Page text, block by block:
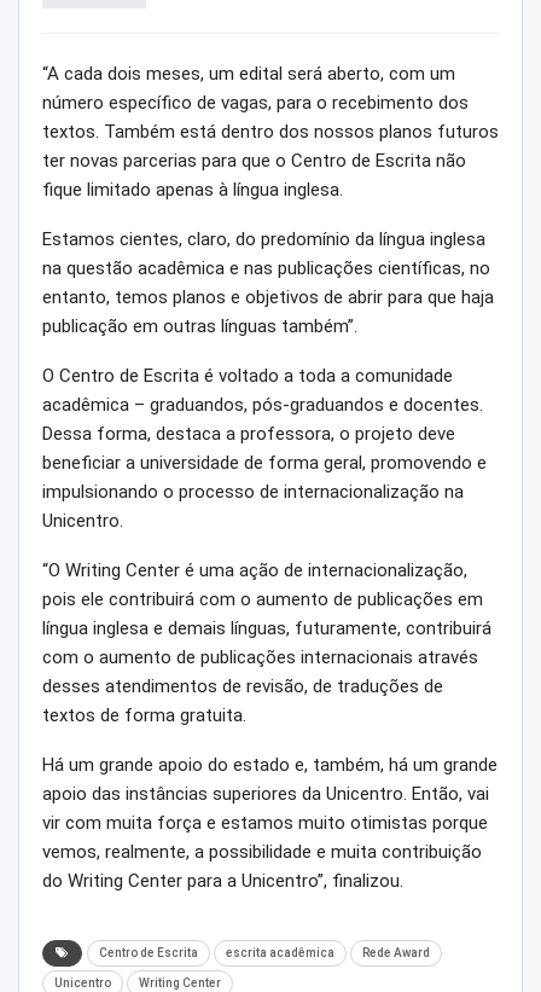
“A cada dois meses, um edital será aberto, com um
número específico de vagas, para o recebimento dos
textos. Também está dentro dos nossos planos futuros
ter novas parcerias para que o Centro de Escrita não
fique limitado apenas à língua inglesa.
Estamos cientes, claro, do predomínio da língua inglesa
na questão acadêmica e nas publicações científicas, no
entanto, temos planos e objetivos de abrir para que haja
publicação em outras línguas também”.
O Centro de Escrita é voltado a toda a comunidade
acadêmica – graduandos, pós-graduandos e docentes.
Dessa forma, destaca a professora, o projeto deve
beneficiar a universidade de forma geral, promovendo e
impulsionando o processo de internacionalização na
Unicentro.
“O Writing Center é uma ação de internacionalização,
pois ele contribuirá com o aumento de publicações em
língua inglesa e demais línguas, futuramente, contribuirá
com o aumento de publicações internacionais através
desses atendimentos de revisão, de traduções de
textos de forma gratuita.
Há um grande apoio do estado e, também, há um grande
apoio das instâncias superiores da Unicentro. Então, vai
vir com muita força e estamos muito otimistas porque
vemos, realmente, a possibilidade e muita contribuição
do Writing Center para a Unicentro”, finalizou.
Centro de Escrita escrita acadêmica Rede Award
Unicentro Writing Center